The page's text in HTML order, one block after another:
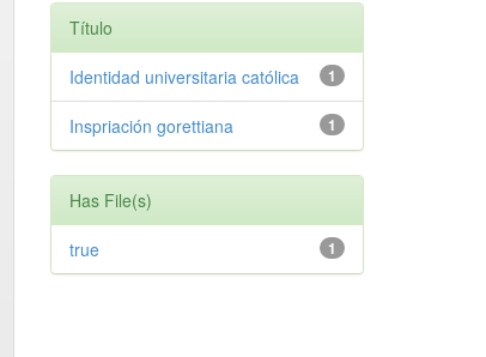
Título
1
Identidad universitaria católica
1
Inspriación gorettiana
Has File(s)
1
true